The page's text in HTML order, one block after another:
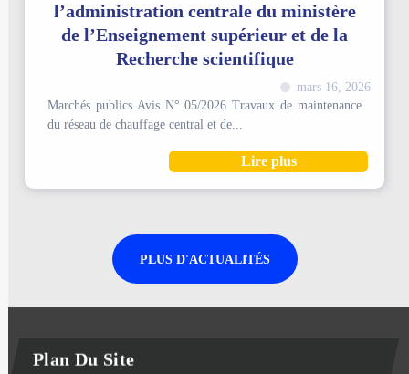
l’administration centrale du ministère
de l’Enseignement supérieur et de la
Recherche scientifique
mars 16, 2026
Marchés publics Avis N° 05/2026 Travaux de maintenance
du réseau de chauffage central et de...
Lire plus
PLUS D'ACTUALITÉS
Plan Du Site